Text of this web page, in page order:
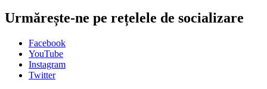
Urmărește-ne pe rețelele de socializare
Facebook
YouTube
Instagram
Twitter